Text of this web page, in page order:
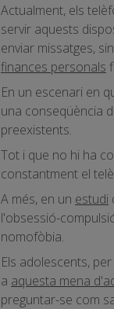
Actualment, els
servir aquests
enviar missatges,
finances personals
En un escenari en
una conseqüència
preexistents.
Tot i que no hi ha
constantment el
A més, en un estudi
l'obsessió-
nomofòbia.
Els adolescents,
a aquesta mena
preguntar-se com